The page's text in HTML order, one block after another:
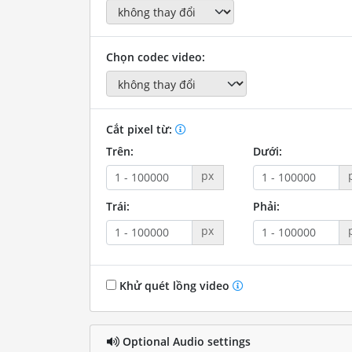
Chọn codec video:
Cắt pixel từ:
Trên:
px
Dưới:
Trái:
px
Phải:
Khử quét lồng video
Optional Audio settings